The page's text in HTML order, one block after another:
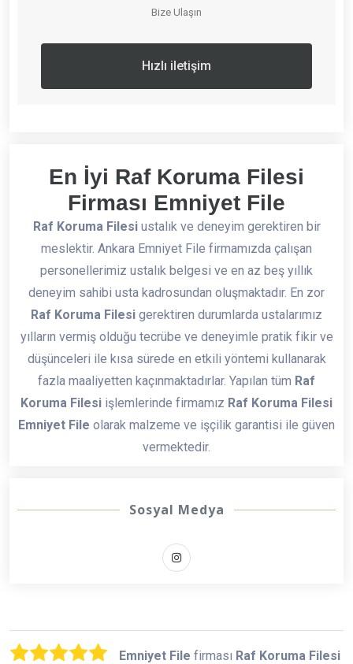
Bize Ulaşın
Hızlı iletişim
En İyi Raf Koruma Filesi
Firması Emniyet File
Raf Koruma Filesiustalık ve deneyim gerektiren bir
meslektir. Ankara Emniyet File firmamızda çalışan
personellerimiz ustalık belgesi ve en az beş yıllık
deneyim sahibi usta kadrosundan oluşmaktadır. En zor
Raf Koruma Filesi gerektiren durumlarda ustalarımız
yılların vermiş olduğu tecrübe ve deneyimle pratik fikir ve
düşünceleri ile kısa sürede en etkili yöntemi kullanarak
fazla maaliyetten kaçınmaktadırlar. Yapılan tüm Raf
Koruma Filesi işlemlerinde firmamız Raf Koruma Filesi
Emniyet File olarak malzeme ve işçilik garantisi ile güven
vermektedir.
Sosyal Medya
Emniyet File firması Raf Koruma Filesi